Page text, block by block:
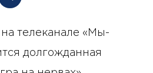
телеканале «Мы-
долгожданная